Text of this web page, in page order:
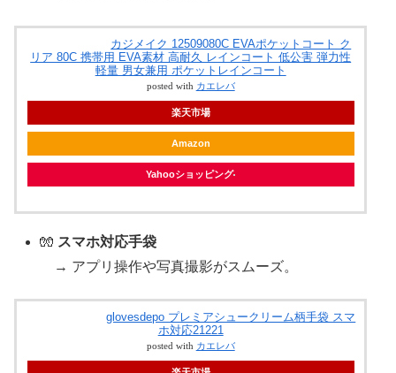
カジメイク 12509080C EVAポケットコート ク
リア 80C 携帯用 EVA素材 高耐久 レインコート 低公害 弾力性
軽量 男女兼用 ポケットレインコート
posted with カエレバ
楽天市場
Amazon
Yahooショッピング
🧤 スマホ対応手袋
→ アプリ操作や写真撮影がスムーズ。
glovesdepo プレミアシュークリーム柄手袋 スマ
ホ対応21221
posted with カエレバ